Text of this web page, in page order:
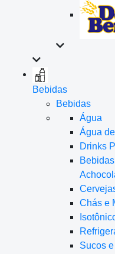
Bebidas
Bebidas
Água
Água
Drinks
Chás e
Sucos